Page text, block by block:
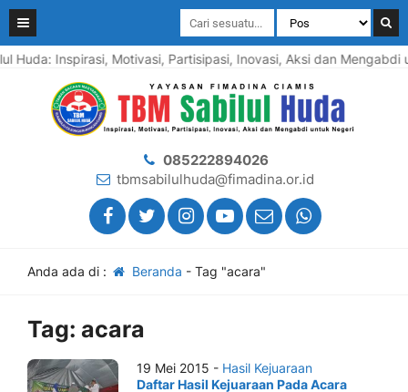
Huda: Inspirasi, Motivasi, Partisipasi, Inovasi, Aksi dan
085222894026
tbmsabilulhuda@fimadina.or.id
Anda ada di : Beranda - Tag "acara"
Tag: acara
19 Mei 2015 - Hasil Kejuaraan
Daftar Hasil Kejuaraan Pada Acara